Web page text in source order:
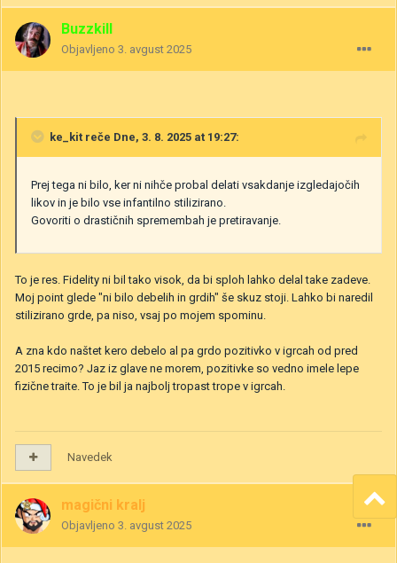
Buzzkill
Objavljeno 3. avgust 2025
ke_kit reče Dne, 3. 8. 2025 at 19:27:
Prej tega ni bilo, ker ni nihče probal delati vsakdanje izgledajočih
likov in je bilo vse infantilno stilizirano.
Govoriti o drastičnih spremembah je pretiravanje.
To je res. Fidelity ni bil tako visok, da bi sploh lahko delal take zadeve.
Moj point glede "ni bilo debelih in grdih" še skuz stoji. Lahko bi naredil
stilizirano grde, pa niso, vsaj po mojem spominu.
A zna kdo naštet kero debelo al pa grdo pozitivko v igrcah od pred
2015 recimo? Jaz iz glave ne morem, pozitivke so vedno imele lepe
fizične traite. To je bil ja najbolj tropast trope v igrcah.
Navedek
magični kralj
Objavljeno 3. avgust 2025